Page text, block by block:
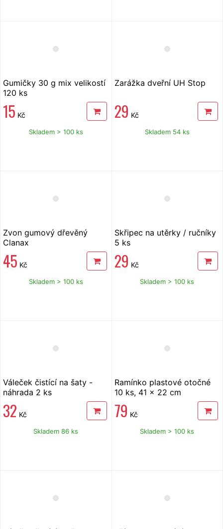
Gumičky 30 g mix velikostí
120 ks
15 Kč
Skladem > 100 ks
Zarážka dveřní UH Stop
29 Kč
Skladem 54 ks
Zvon gumový dřevěný
Clanax
45 Kč
Skladem > 100 ks
Skřipec na utěrky / ručníky
5 ks
29 Kč
Skladem > 100 ks
Váleček čistící na šaty -
náhrada 2 ks
32 Kč
Skladem 86 ks
Ramínko plastové otočné
10 ks, 41 x 22 cm
79 Kč
Skladem > 100 ks